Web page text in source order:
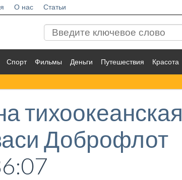
О нас Статьи
Спорт Фильмы Деньги Путешествия Красота
тихоокеанская
Доброфлот